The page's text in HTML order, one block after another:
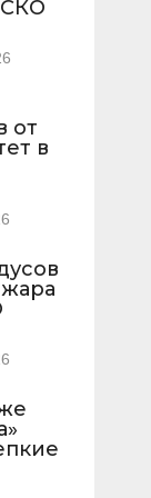
СКО
от
в